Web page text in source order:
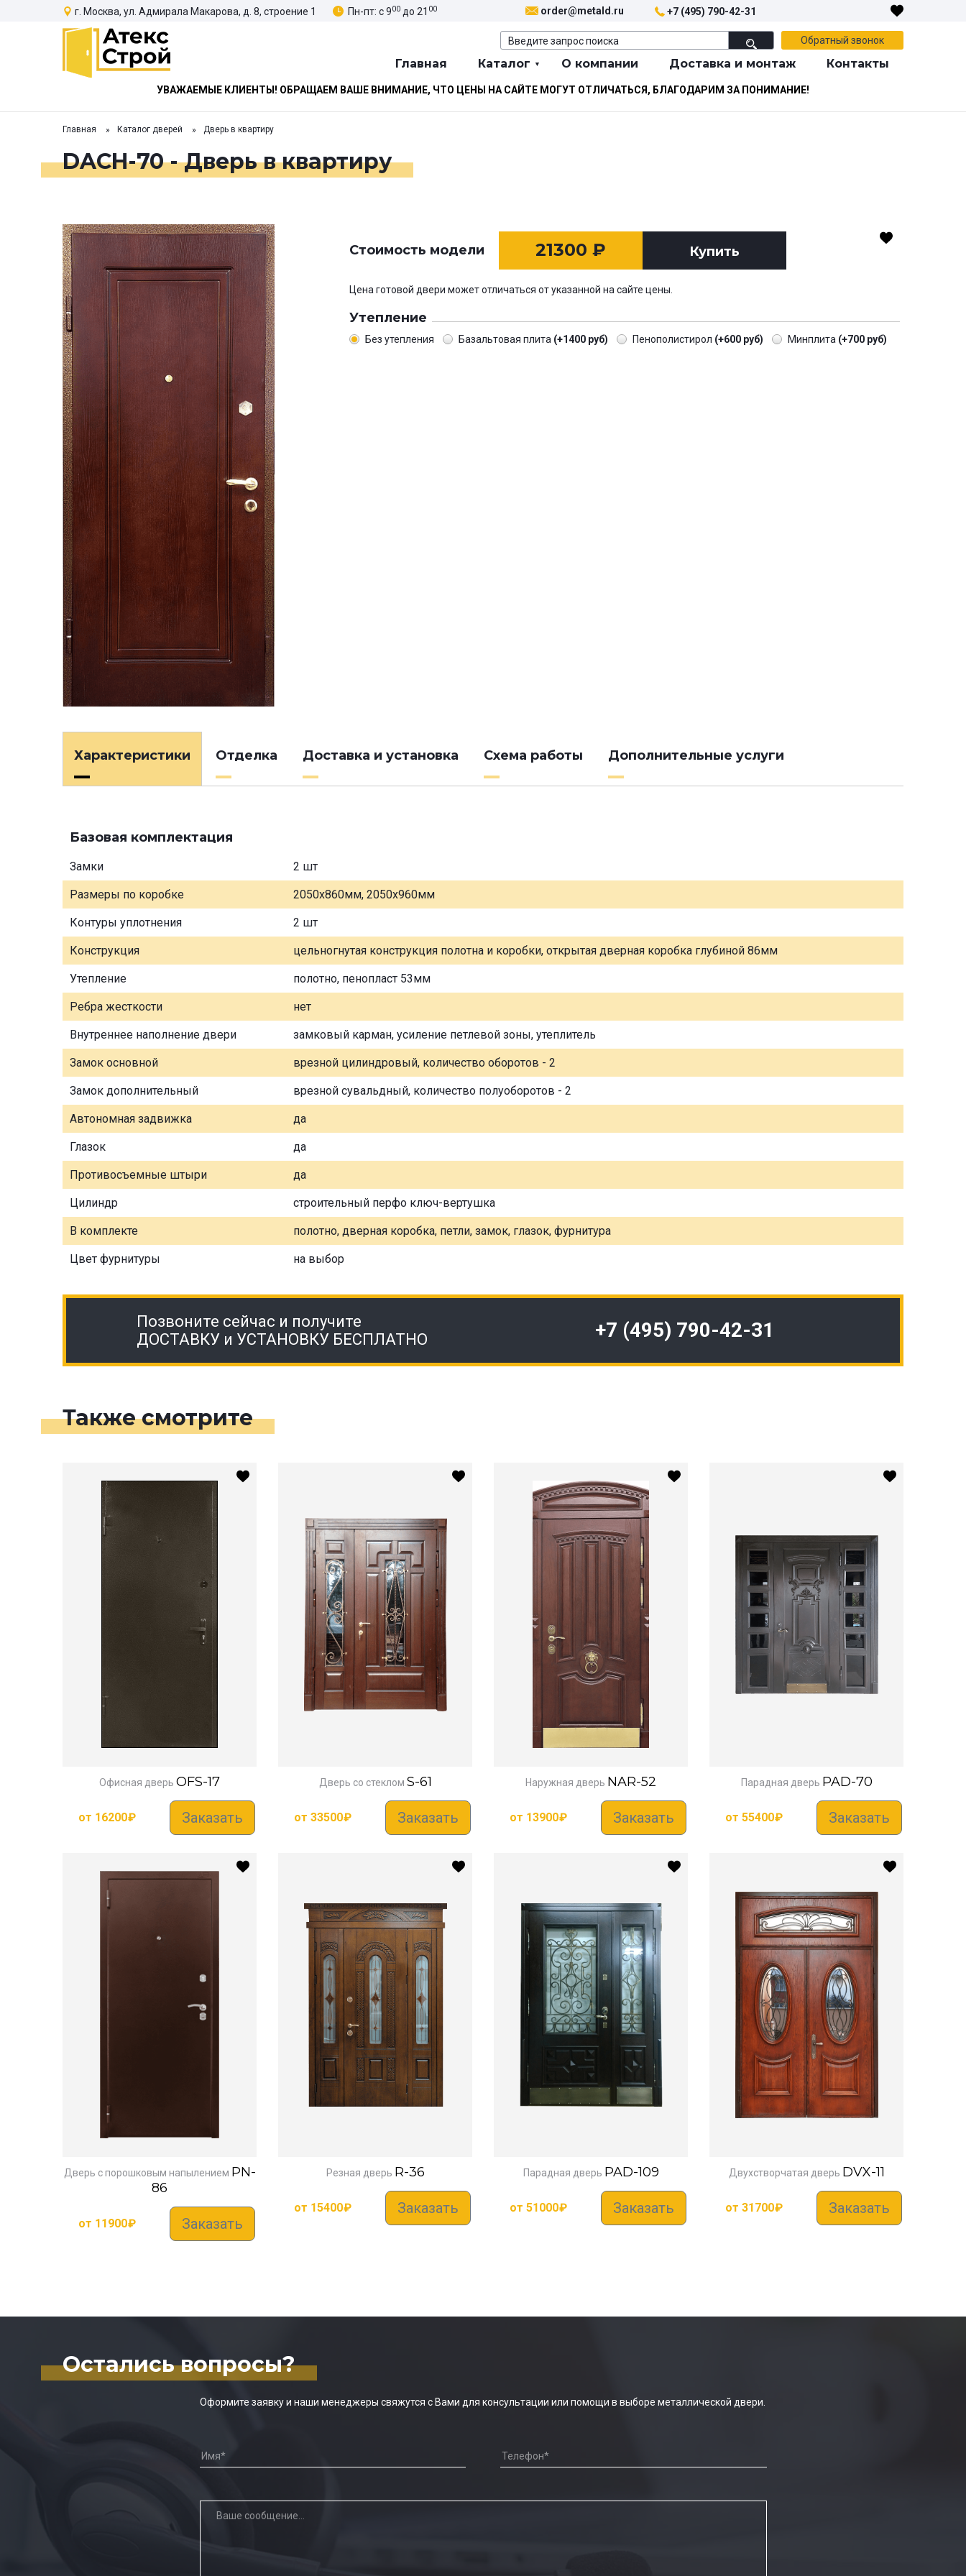
г. Москва, ул. Адмирала Макарова, д. 8, строение 1 Пн-пт: с 900 до 21 00 order@metald.ru +7 (495) 790-42-31
Обратный звонок
Главная Каталог О компании Доставка и монтаж Контакты
УВАЖАЕМЫЕ КЛИЕНТЫ! ОБРАЩАЕМ ВАШЕ ВНИМАНИЕ, ЧТО ЦЕНЫ НА САЙТЕ МОГУТ ОТЛИЧАТЬСЯ, БЛАГОДАРИМ ЗА ПОНИМАНИЕ!
Главная Каталог дверей Дверь в квартиру
DACH-70 - Дверь в квартиру
Стоимость модели 21300 ₽ Купить
Цена готовой двери может отличаться от указанной на сайте цены.
Утепление
Без утепления Базальтовая плита (+1400 руб) Пенополистирол (+600 руб) Минплита (+700 руб)
Характеристики Отделка Доставка и установка Схема работы Дополнительные услуги
Базовая комплектация
Замки 2 шт
Размеры по коробке 2050х860мм, 2050х960мм
Контуры уплотнения 2 шт
Конструкция цельногнутая конструкция полотна и коробки, открытая дверная коробка глубиной 86мм
Утепление полотно, пенопласт 53мм
Ребра жесткости нет
Внутреннее наполнение двери замковый карман, усиление петлевой зоны, утеплитель
Замок основной врезной цилиндровый, количество оборотов - 2
Замок дополнительный врезной сувальдный, количество полуоборотов - 2
Автономная задвижка да
Глазок да
Противосъемные штыри да
Цилиндр строительный перфо ключ-вертушка
В комплекте полотно, дверная коробка, петли, замок, глазок, фурнитура
Цвет фурнитуры на выбор
Позвоните сейчас и получите
ДОСТАВКУ и УСТАНОВКУ БЕСПЛАТНО
+7 (495) 790-42-31
Также смотрите
Офисная дверь OFS-17
от 16200₽ Заказать
Дверь со стеклом S-61
от 33500₽ Заказать
Наружная дверь NAR-52
от 13900₽ Заказать
Парадная дверь PAD-70
от 55400₽ Заказать
Дверь с порошковым напылением PN-
86
от 11900₽ Заказать
Резная дверь R-36
от 15400₽ Заказать
Парадная дверь PAD-109
от 51000₽ Заказать
Двухстворчатая дверь DVX-11
от 31700₽ Заказать
Остались вопросы?
Оформите заявку и наши менеджеры свяжутся с Вами для консультации или помощи в выборе металлической двери.